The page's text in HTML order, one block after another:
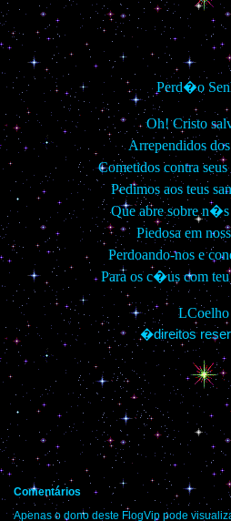
Perd�o
Oh! Cristo
Arrependidos
Cometidos contra seus
Pedimos aos teus
Que abre sobre
Piedosa em
Perdoando-nos e
Para os c�us com teu
LCoelho
�direitos
Comentários
Apenas o dono deste FlogVip pode